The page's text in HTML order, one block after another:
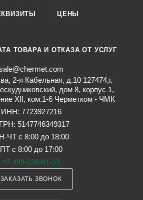
ЦЕНЫ
ТОВАРА И ОТКАЗА ОТ УСЛУГ
2-я Кабельная, д.10 127474,г.
дом 8, корпус 1,
XII, ком.1-6 Черметком - ЧМК
ИНН: 7723927216
5147746349317
ЧТ с 8:00 до 18:00
ПТ с 8:00 до 17:00
+7 499-220-01-33
ЗАКАЗАТЬ ЗВОНОК